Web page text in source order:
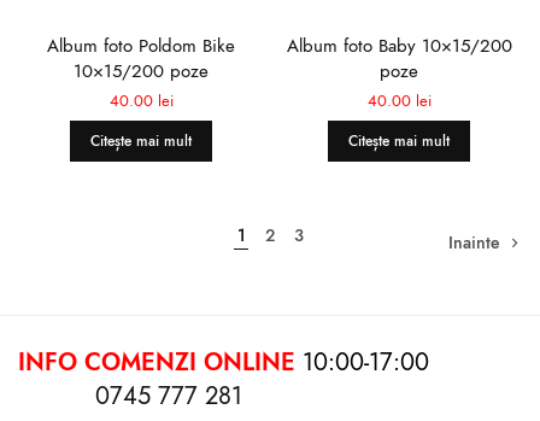
Album foto Poldom Bike
10×15/200 poze
40.00 lei
Citește mai mult
Album foto Baby 10×15/200
poze
40.00 lei
Citește mai mult
1 2 3 Inainte
INFO COMENZI ONLINE 10:00-17:00
0745 777 281